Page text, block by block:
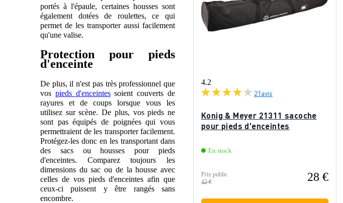
portés à l'épaule, certaines housses sont
également dotées de roulettes, ce qui
permet de les transporter aussi facilement
qu'une valise.
Protection pour pieds
d'enceinte
De plus, il n'est pas très professionnel que
vos pieds d'enceintessoient couverts de
rayures et de coups lorsque vous les
utilisez sur scène. De plus, vos pieds ne
sont pas équipés de poignées qui vous
permettraient de les transporter facilement.
Protégez-les donc en les transportant dans
des sacs ou housses pour pieds
d'enceintes. Comparez toujours les
dimensions du sac ou de la housse avec
celles de vos pieds d'enceintes afin que
ceux-ci puissent y être rangés sans
encombre.
4.2
21avis
Konig & Meyer 21311 sacoche
pour pieds d'enceintes
En stock
Prix public
42 €
28 €